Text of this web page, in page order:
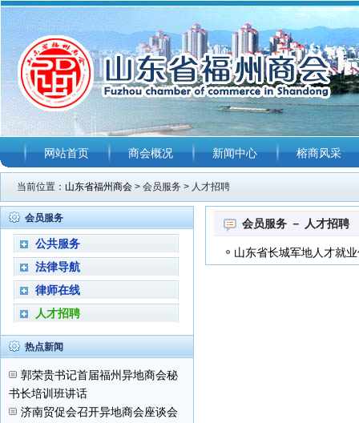
网站首页 商会概况 新闻中心 榕商风采
当前位置： 山东省福州商会 > 会员服务 > 人才招聘
会员服务
公共服务
法律导航
律师在线
人才招聘
热点新闻
郭荣贵书记首届福州异地商会秘
书长培训班讲话
济南贸促会召开异地商会座谈会
会员服务 － 人才招聘
山东省长城军地人才就